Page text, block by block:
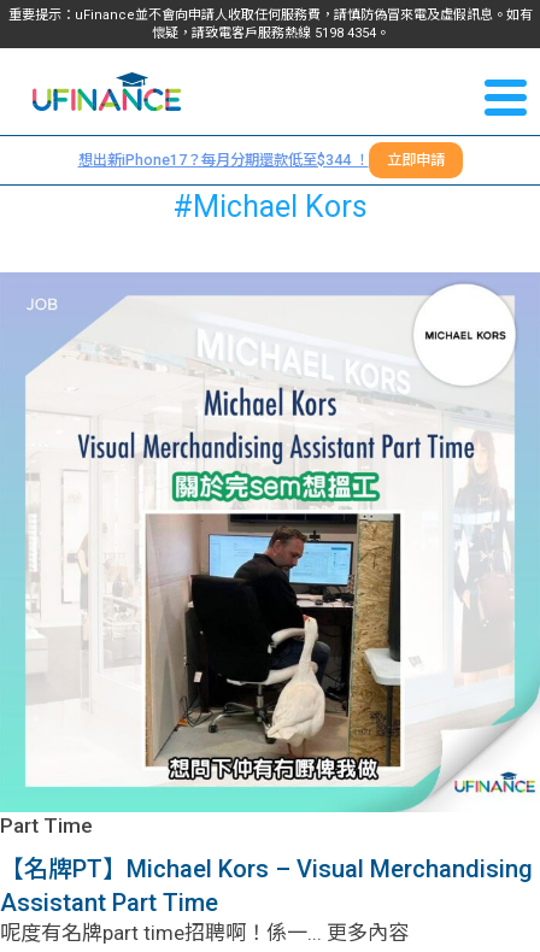
重要提示：uFinance並不會向申請人收取任何服務費，請慎防偽冒來電及虛假訊息。如有
懷疑，請致電客戶服務熱線 5198 4354。
我們
學生
貸款
貸款
計算
機
學生
故事
分享
學生
資訊
Blog
大專
生筍
工推
介
搵工
常見
問題
學生
福利
uFina
nce
校園
贊助
聯絡
我們
們
＋
4354
想出新iPhone17？每月分期還款低至$344 ！ 立即申請
#Michael Kors
Part Time
【名牌PT】Michael Kors – Visual Merchandising
Assistant Part Time
呢度有名牌part time招聘啊！係一... 更多內容